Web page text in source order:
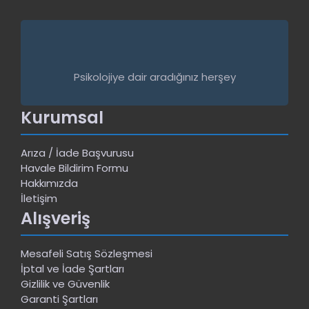
Psikolojiye dair aradığınız herşey
Kurumsal
Arıza / İade Başvurusu
Havale Bildirim Formu
Hakkımızda
İletişim
Alışveriş
Mesafeli Satış Sözleşmesi
İptal ve İade Şartları
Gizlilik ve Güvenlik
Garanti Şartları